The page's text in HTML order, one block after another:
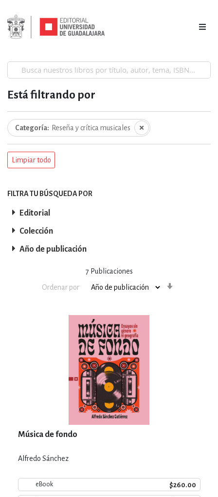
7 Publicaciones
Ordenar por
Música de fondo
Alfredo Sánchez
eBook $260.00
Está filtrando por
Categoría Reseña y crítica musicales
Limpiar todo
FILTRA TU BÚSQUEDA POR
Editorial
Colección
Año de publicación